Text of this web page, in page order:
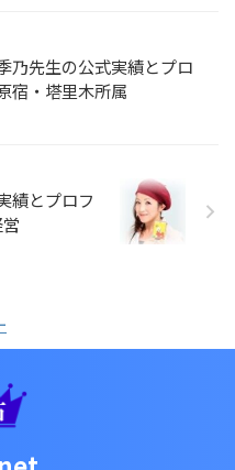
乃先生の公式実績とプロ
宿・塔里木所属
績とプロフ